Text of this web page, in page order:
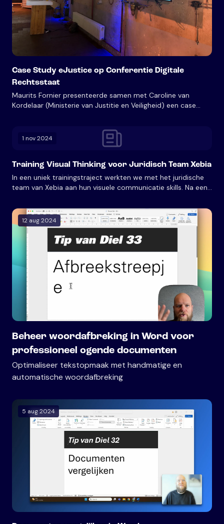
Case Study eJustice op Conferentie Digitale
Rechtsstaat
Maurits Fornier presenteerde samen met Caroline van
Kordelaar (Ministerie van Justitie en Veiligheid) een case
van onze gedigitaliseerde rechtsstaat, met focus op de
samenhang tussen wetgeving, beleid, AI en privacy.
1 nov 2024
Training Visual Thinking voor Juridisch Team Xebia
In een uniek trainingstraject werkten we met het juridische
team van Xebia aan hun visuele communicatie skills. Na een
praktijkgerichte visualisaties ontwikkelden voor actuele
juridische vraagstukken.
12 aug 2024
Beheer woordafbreking in Word voor
professioneel ogende documenten
Optimaliseer tekstopmaak met handmatige en
automatische woordafbreking
5 aug 2024